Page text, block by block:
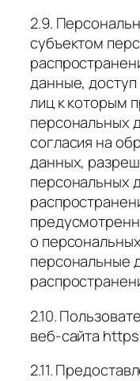
2.9.
субъектом
данные,
лиц к которым
персональных
согласия на
данных,
персональных
о
персональные
2.10.
веб-сайта
2.11.